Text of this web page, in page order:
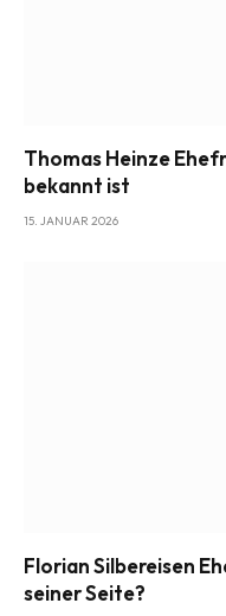
Thomas Heinze
bekannt ist
15. JANUAR 2026
Florian Silbereisen
seiner Seite?